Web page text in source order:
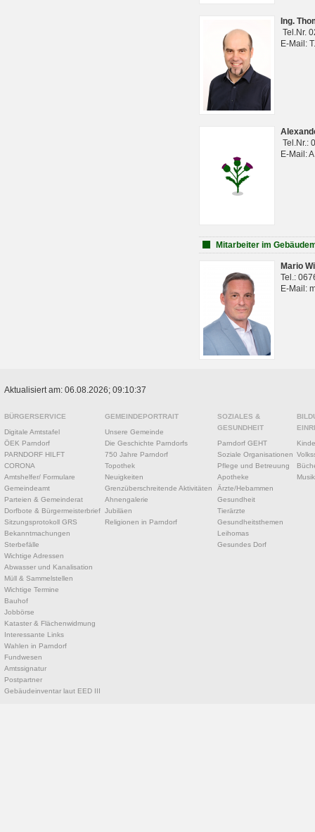
Ing.
Tel.Nr.
E-Mail:
Tel.Nr.:
E-Mail:
Mitarbeiter im
Mario
Tel.:
E-Mail:
Aktualisiert am: 06.08.2026; 09:10:37
BÜRGERSERVICE
Digitale Amtstafel
ÖEK Parndorf
PARNDORF HILFT
CORONA
Amtshelfer/ Formulare
Gemeindeamt
Parteien & Gemeinderat
Dorfbote & Bürgermeisterbrief
Sitzungsprotokoll GRS
Bekanntmachungen
Sterbefälle
Wichtige Adressen
Abwasser und Kanalisation
Müll & Sammelstellen
Wichtige Termine
Bauhof
Jobbörse
Kataster & Flächenwidmung
Interessante Links
Wahlen in Parndorf
Fundwesen
Amtssignatur
Postpartner
Gebäudeinventar laut EED III
GEMEINDEPORTRAIT
Unsere Gemeinde
Die Geschichte Parndorfs
750 Jahre Parndorf
Topothek
Neuigkeiten
Grenzüberschreitende Aktivitäten
Ahnengalerie
Jubiläen
Religionen in Parndorf
SOZIALES &
GESUNDHEIT
Parndorf GEHT
Soziale Organisationen
Pflege und Betreuung
Apotheke
Ärzte/Hebammen
Gesundheit
Tierärzte
Gesundheitsthemen
Leihomas
Gesundes Dorf